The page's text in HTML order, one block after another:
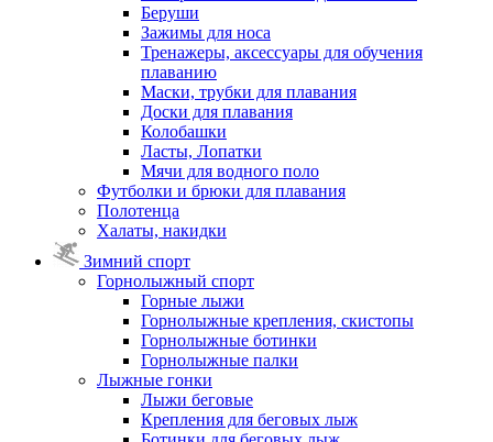
Беруши
Зажимы для носа
Тренажеры, аксессуары для обучения
плаванию
Маски, трубки для плавания
Доски для плавания
Колобашки
Ласты, Лопатки
Мячи для водного поло
Футболки и брюки для плавания
Полотенца
Халаты, накидки
Зимний спорт
Горнолыжный спорт
Горные лыжи
Горнолыжные крепления, скистопы
Горнолыжные ботинки
Горнолыжные палки
Лыжные гонки
Лыжи беговые
Крепления для беговых лыж